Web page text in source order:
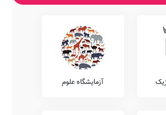
آزمایشگاه علوم